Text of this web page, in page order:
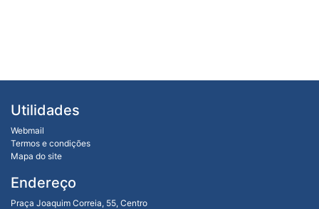
Utilidades
Webmail
Termos e condições
Mapa do site
Endereço
Praça Joaquim Correia, 55, Centro